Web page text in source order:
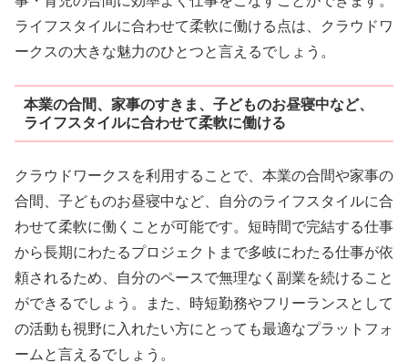
ライフスタイルに合わせて柔軟に働ける点は、クラウドワ
ークスの大きな魅力のひとつと言えるでしょう。
本業の合間、家事のすきま、子どものお昼寝中など、
ライフスタイルに合わせて柔軟に働ける
クラウドワークスを利用することで、本業の合間や家事の
合間、子どものお昼寝中など、自分のライフスタイルに合
わせて柔軟に働くことが可能です。短時間で完結する仕事
から長期にわたるプロジェクトまで多岐にわたる仕事が依
頼されるため、自分のペースで無理なく副業を続けること
ができるでしょう。また、時短勤務やフリーランスとして
の活動も視野に入れたい方にとっても最適なプラットフォ
ームと言えるでしょう。